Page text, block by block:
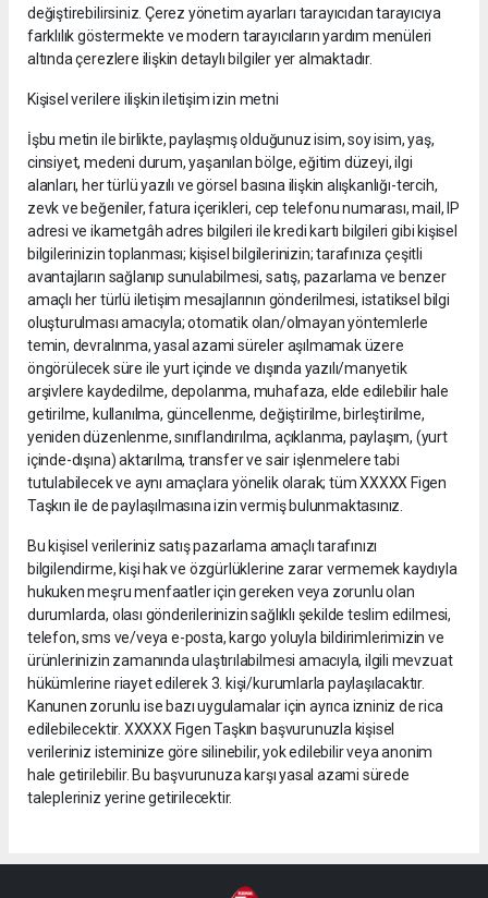
değiştirebilirsiniz. Çerez yönetim ayarları tarayıcıdan tarayıcıya
farklılık göstermekte ve modern tarayıcıların yardım menüleri
altında çerezlere ilişkin detaylı bilgiler yer almaktadır.
Kişisel verilere ilişkin iletişim izin metni
İşbu metin ile birlikte, paylaşmış olduğunuz isim, soy isim, yaş,
cinsiyet, medeni durum, yaşanılan bölge, eğitim düzeyi, ilgi
alanları, her türlü yazılı ve görsel basına ilişkin alışkanlığı-tercih,
zevk ve beğeniler, fatura içerikleri, cep telefonu numarası, mail, IP
adresi ve ikametgâh adres bilgileri ile kredi kartı bilgileri gibi kişisel
bilgilerinizin toplanması; kişisel bilgilerinizin; tarafınıza çeşitli
avantajların sağlanıp sunulabilmesi, satış, pazarlama ve benzer
amaçlı her türlü iletişim mesajlarının gönderilmesi, istatiksel bilgi
oluşturulması amacıyla; otomatik olan/olmayan yöntemlerle
temin, devralınma, yasal azami süreler aşılmamak üzere
öngörülecek süre ile yurt içinde ve dışında yazılı/manyetik
arşivlere kaydedilme, depolanma, muhafaza, elde edilebilir hale
getirilme, kullanılma, güncellenme, değiştirilme, birleştirilme,
yeniden düzenlenme, sınıflandırılma, açıklanma, paylaşım, (yurt
içinde-dışına) aktarılma, transfer ve sair işlenmelere tabi
tutulabilecek ve aynı amaçlara yönelik olarak; tüm XXXXX Figen
Taşkın ile de paylaşılmasına izin vermiş bulunmaktasınız.
Bu kişisel verileriniz satış pazarlama amaçlı tarafınızı
bilgilendirme, kişi hak ve özgürlüklerine zarar vermemek kaydıyla
hukuken meşru menfaatler için gereken veya zorunlu olan
durumlarda, olası gönderilerinizin sağlıklı şekilde teslim edilmesi,
telefon, sms ve/veya e-posta, kargo yoluyla bildirimlerimizin ve
ürünlerinizin zamanında ulaştırılabilmesi amacıyla, ilgili mevzuat
hükümlerine riayet edilerek 3. kişi/kurumlarla paylaşılacaktır.
Kanunen zorunlu ise bazı uygulamalar için ayrıca izniniz de rica
edilebilecektir. XXXXX Figen Taşkın başvurunuzla kişisel
verileriniz isteminize göre silinebilir, yok edilebilir veya anonim
hale getirilebilir. Bu başvurunuza karşı yasal azami sürede
talepleriniz yerine getirilecektir.